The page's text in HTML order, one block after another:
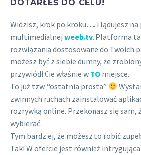
DOTARŁEŚ DO CELU!
Widzisz, krok po kroku…. i lądujesz
multimedialnej weeb.tv. Platforma
rozwiązania dostosowane do Twoich
możesz być z siebie dumny, że
przywiódł Cie właśnie w TO miejsce.
To już tzw. “ostatnia prosta”
zwinnych ruchach zainstalować
rozrywką online. Przekonasz się sam,
wybierać.
Tym bardziej, że możesz to robić
Tak! W ofercie jest również